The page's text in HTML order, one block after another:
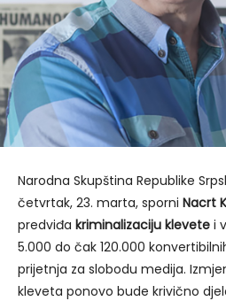
Narodna Skupština Republike
četvrtak, 23. marta, sporni Nacrt
predviđa kriminalizaciju klevete i
5.000 do čak 120.000
prijetnja za slobodu medija.
kleveta ponovo bude krivično